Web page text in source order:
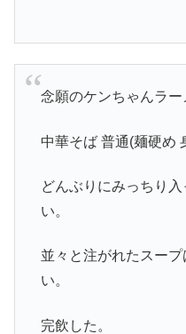
念願のケンちゃんラ
中華そば 普通(麺硬め
どんぶりにみっちり
い。
並々と注がれたスー
い。
完飲した。